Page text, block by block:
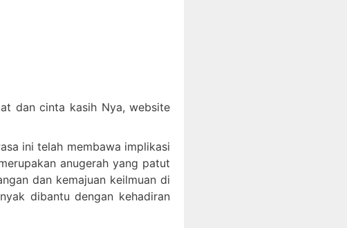
dan cinta kasih Nya, website
ini telah membawa implikasi
anugerah yang patut
dan kemajuan keilmuan di
dibantu dengan kehadiran